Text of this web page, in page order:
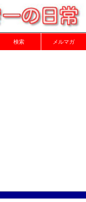
検索 メルマガ